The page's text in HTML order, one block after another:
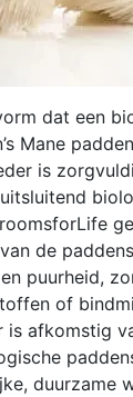
dat een
Mane
is
de
puurheid,
of
is afkomstig
duurzame